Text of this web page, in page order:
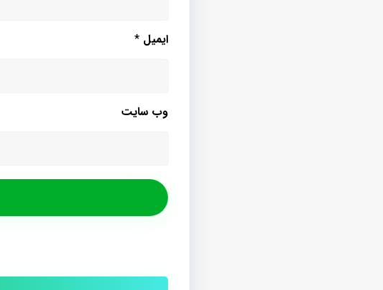
ایمیل *
وب‌ سایت